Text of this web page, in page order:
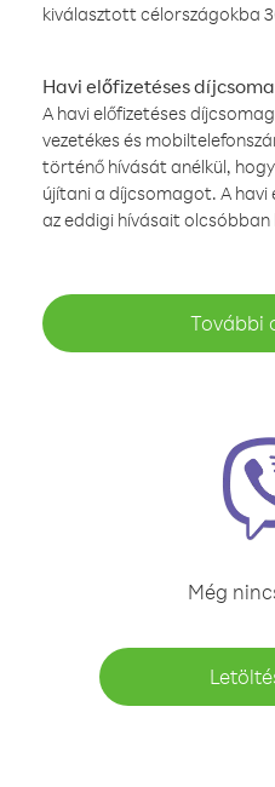
kiválasztott célországokba
Havi előfizetéses
A havi előfizetéses
vezetékes és
történő hívását anélkül,
újítani a díjcsomagot. A havi
az eddigi hívásait
További
Még